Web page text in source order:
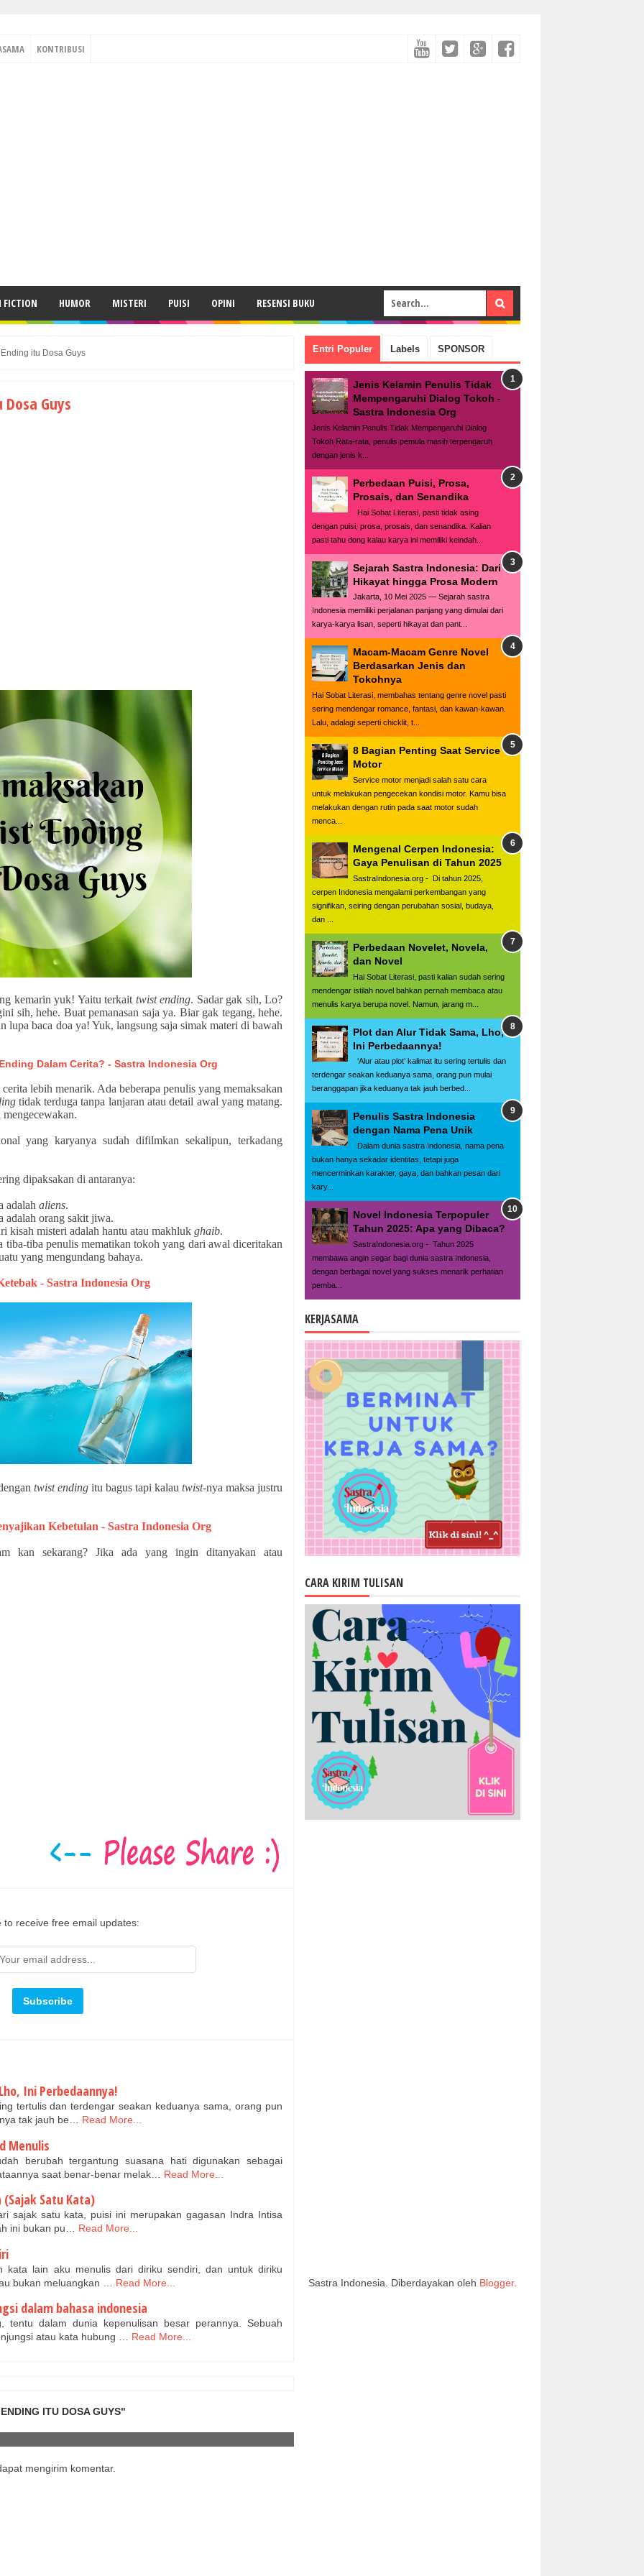
KONTRIBUSI
FICTION HUMOR MISTERI PUISI OPINI RESENSI BUKU
itu Dosa Guys
Guys
kemarin yuk! Yaitu terkait twist ending. Sadar gak sih, Lo?
sih, hehe. Buat pemanasan saja ya. Biar gak tegang, hehe.
lupa baca doa ya! Yuk, langsung saja simak materi di bawah
Dalam Cerita? - Sastra Indonesia Org
lebih menarik. Ada beberapa penulis yang memaksakan
tidak terduga tanpa lanjaran atau detail awal yang matang.
yang karyanya sudah difilmkan sekalipun, terkadang
dipaksakan di antaranya:
adalah aliens.
adalah orang sakit jiwa.
kisah misteri adalah hantu atau makhluk ghaib.
tiba-tiba penulis mematikan tokoh yang dari awal diceritakan
yang mengundang bahaya.
- Sastra Indonesia Org
twist ending itu bagus tapi kalau twist-nya maksa justru
Kebetulan - Sastra Indonesia Org
kan sekarang? Jika ada yang ingin ditanyakan atau
to receive free email updates:
Ini Perbedaannya!
tertulis dan terdengar seakan keduanya sama, orang pun
tak jauh be…
Read More...
Menulis
berubah tergantung suasana hati digunakan sebagai
saat benar-benar melak…
Read More...
(Sajak Satu Kata)
sajak satu kata, puisi ini merupakan gagasan Indra Intisa
ini bukan pu…
Read More...
kata lain aku menulis dari diriku sendiri, dan untuk diriku
bukan meluangkan …
Read More...
dalam bahasa indonesia
tentu dalam dunia kepenulisan besar perannya. Sebuah
atau kata hubung …
Read More...
ITU DOSA GUYS"
mengirim komentar.
Entri Populer Labels SPONSOR
Jenis Kelamin Penulis Tidak
Mempengaruhi Dialog Tokoh -
Sastra Indonesia Org
Jenis Kelamin Penulis Tidak Mempengaruhi Dialog
Tokoh Rata-rata, penulis pemula masih terpengaruh
dengan jenis k...
Perbedaan Puisi, Prosa,
Prosais, dan Senandika
Hai Sobat Literasi, pasti tidak asing
dengan puisi, prosa, prosais, dan senandika. Kalian
pasti tahu dong kalau karya ini memiliki keindah...
Sejarah Sastra Indonesia: Dari
Hikayat hingga Prosa Modern
Jakarta, 10 Mei 2025 — Sejarah sastra
Indonesia memiliki perjalanan panjang yang dimulai dari
karya-karya lisan, seperti hikayat dan pant...
Macam-Macam Genre Novel
Berdasarkan Jenis dan
Tokohnya
Hai Sobat Literasi, membahas tentang genre novel pasti
sering mendengar romance, fantasi, dan kawan-kawan.
Lalu, adalagi seperti chicklit, t...
8 Bagian Penting Saat Service
Motor
Service motor menjadi salah satu cara
untuk melakukan pengecekan kondisi motor. Kamu bisa
melakukan dengan rutin pada saat motor sudah
menca...
Mengenal Cerpen Indonesia:
Gaya Penulisan di Tahun 2025
SastraIndonesia.org - Di tahun 2025,
cerpen Indonesia mengalami perkembangan yang
signifikan, seiring dengan perubahan sosial, budaya,
dan ...
Perbedaan Novelet, Novela,
dan Novel
Hai Sobat Literasi, pasti kalian sudah sering
mendengar istilah novel bahkan pernah membaca atau
menulis karya berupa novel. Namun, jarang m...
Plot dan Alur Tidak Sama, Lho,
Ini Perbedaannya!
‘Alur atau plot’ kalimat itu sering tertulis dan
terdengar seakan keduanya sama, orang pun mulai
beranggapan jika keduanya tak jauh berbed...
Penulis Sastra Indonesia
dengan Nama Pena Unik
Dalam dunia sastra Indonesia, nama pena
bukan hanya sekadar identitas, tetapi juga
mencerminkan karakter, gaya, dan bahkan pesan dari
kary...
Novel Indonesia Terpopuler
Tahun 2025: Apa yang Dibaca?
SastraIndonesia.org - Tahun 2025
membawa angin segar bagi dunia sastra Indonesia,
dengan berbagai novel yang sukses menarik perhatian
pemba...
KERJASAMA
CARA KIRIM TULISAN
Sastra Indonesia. Diberdayakan oleh Blogger.